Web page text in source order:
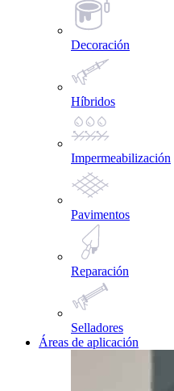
Decoración
Híbridos
Impermeabilización
Pavimentos
Reparación
Selladores
Áreas de aplicación